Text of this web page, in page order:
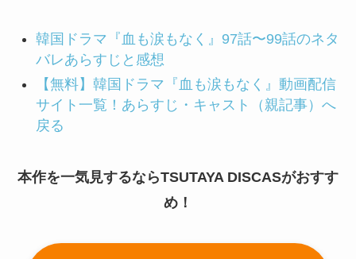
韓国ドラマ『血も涙もなく』97話〜99話のネタ
バレあらすじと感想
【無料】韓国ドラマ『血も涙もなく』動画配信
サイト一覧！あらすじ・キャスト（親記事）へ
戻る
本作を一気見するならTSUTAYA DISCASがおすす
め！